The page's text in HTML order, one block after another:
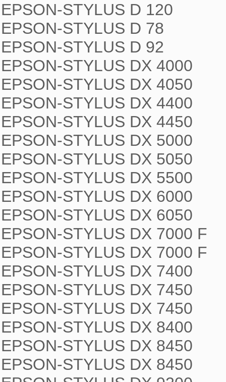
EPSON-STYLUS D 120
EPSON-STYLUS D 78
EPSON-STYLUS D 92
EPSON-STYLUS DX 4000
EPSON-STYLUS DX 4050
EPSON-STYLUS DX 4400
EPSON-STYLUS DX 4450
EPSON-STYLUS DX 5000
EPSON-STYLUS DX 5050
EPSON-STYLUS DX 5500
EPSON-STYLUS DX 6000
EPSON-STYLUS DX 6050
EPSON-STYLUS DX 7000 F
EPSON-STYLUS DX 7000 F
EPSON-STYLUS DX 7400
EPSON-STYLUS DX 7450
EPSON-STYLUS DX 7450
EPSON-STYLUS DX 8400
EPSON-STYLUS DX 8450
EPSON-STYLUS DX 8450